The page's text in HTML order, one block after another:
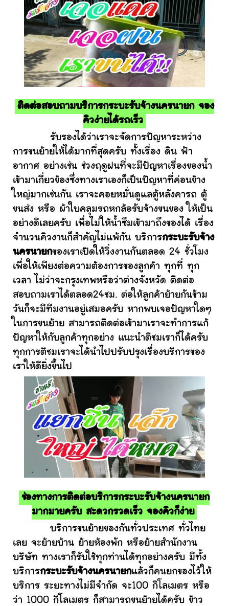
ติดต่อสอบถามบริการกระบะรับจ้างนครนายก จอง
คิวง่ายได้รถเร็ว
รับรองได้ว่าเราจะจัดการปัญหาระหว่าง
การขนย้ายให้ได้มากที่สุดครับ ทั้งเรื่อง ดิน ฟ้า
อากาศ อย่างเช่น ช่วงฤดูฝนที่จะมีปัญหาเรื่องของน้ำ
เข้ามาเกี่ยวข้องซึ่งทางเราเองก็เป็นปัญหาที่ค่อนข้าง
ใหญ่มากเช่นกัน เราจะคอยหมั่นดูแลตู้หลังคารถ ตู้
ขนส่ง หรือ ผ้าใบคลุมรถหกล้อรับจ้างขนของ ให้เป็น
อย่างดีเลยครับ เพื่อไม่ให้น้ำซึมเข้ามาถึงของได้ เรื่อง
จำนวนคิวงานก็สำคัญไม่แพ้กัน บริการกระบะรับจ้าง
นครนายกของเราเปิดให้วิ่งงานกันตลอด 24 ชั่วโมง
เพื่อให้เพียงต่อความต้องการของลูกค้า ทุกที่ ทุก
เวลา ไม่ว่าจะกรุงเทพหรือว่าต่างจังหวัด ติดต่อ
สอบถามเราได้ตลอด24ชม. ต่อให้ลูกค้าย้ายกันข้าม
วันก็จะมีทีมงานอยู่เสมอครับ หากพบเจอปัญหาใดๆ
ในการขนย้าย สามารถติดต่อเข้ามาเราจะทำการแก้
ปัญหาให้กับลูกค้าทุกอย่าง แนะนำติชมเราก็ได้ครับ
ทุกการติชมเราจะได้นำไปปรับปรุงเรื่องบริการของ
เราให้ดียิ่งขึ้นไป
ช่องทางการติดต่อบริการกระบะรับจ้างนครนายก
มากมายครับ สะดวกรวดเร็ว จองคิวก็ง่าย
บริการขนย้ายของกันทั่วประเทศ ทั่วไทย
เลย จะย้ายบ้าน ย้ายห้องพัก หรือย้ายสำนักงาน
บริษัท ทางเราก็รับใช้ทุกท่านได้ทุกอย่างครับ มีทั้ง
บริการกระบะรับจ้างนครนายกแล้วก็คนยกของไว้ให้
บริการ ระยะทางไม่มีจำกัด จะ100 กิโลเมตร หรือ
ว่า 1000 กิโลเมตร ก็สามารถขนย้ายได้ครับ ข้าว